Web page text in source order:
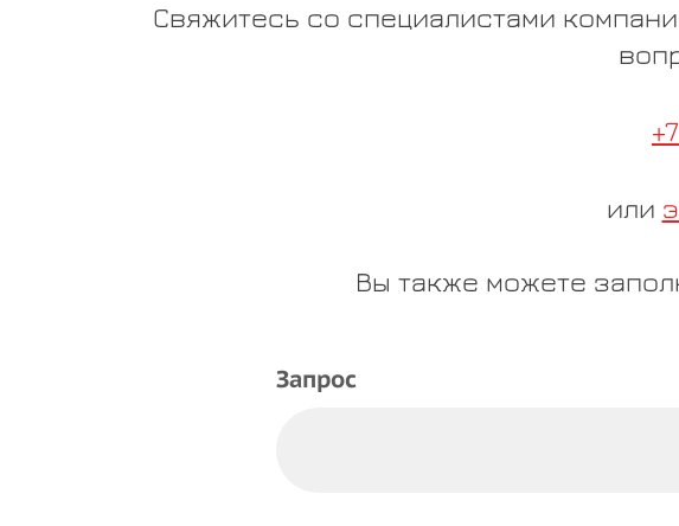
Свяжитесь со специалистами
или
Вы также можете
Запрос